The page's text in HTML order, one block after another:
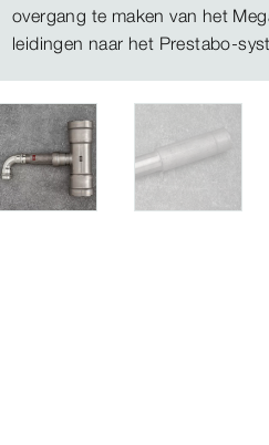
overgang te maken van het
leidingen naar het Prestabo-